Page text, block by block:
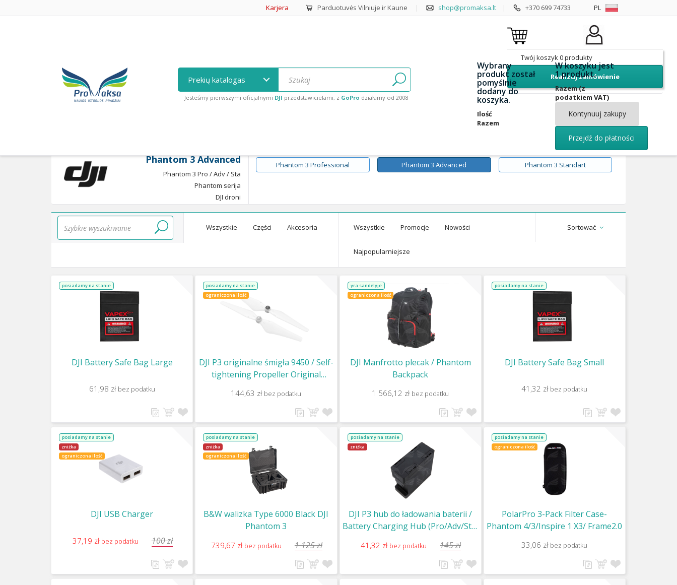
PL
Karjera Parduotuvės Vilniuje ir Kaune | shop@promaksa.lt | +370 699 74733
Prekių katalogas
Jesteśmy pierwszymi oficjalnymi DJI przedstawicielami, z GoPro działamy od 2008
Twój koszyk0produkty
Realizuj zamówienie
Wybrany
produkt został
pomyślnie
dodany do
koszyka.
Ilość
Razem
W koszyku jest
1 produkt.
Razem (z
podatkiem VAT)
Kontynuuj zakupy
Przejdź do płatności
Phantom 3 Advanced
Phantom 3 Pro / Adv / Sta
Phantom serija
DJI droni
Phantom 3 Professional Phantom 3 Advanced Phantom 3 Standart
Wszystkie Części Akcesoria Wszystkie Promocje Nowości
Najpopularniejsze
Sortować
posiadamy na stanie
DJI Battery Safe Bag Large
61,98 zł bez podatku
posiadamy na stanie
ograniczona ilość
DJI P3 originalne śmigła 9450 / Self-
tightening Propeller Original
USED (without package)
144,63 zł bez podatku
yra sandėlyje
ograniczona ilość
DJI Manfrotto plecak / Phantom
Backpack
1 566,12 zł bez podatku
posiadamy na stanie
DJI Battery Safe Bag Small
41,32 zł bez podatku
posiadamy na stanie
zniżka
ograniczona ilość
DJI USB Charger
37,19 zł bez podatku 100 zł
posiadamy na stanie
zniżka
ograniczona ilość
B&W walizka Type 6000 Black DJI
Phantom 3
739,67 zł bez podatku 1 125 zł
posiadamy na stanie
zniżka
DJI P3 hub do ładowania baterii /
Battery Charging Hub (Pro/Adv/Sta)
41,32 zł bez podatku 145 zł
posiadamy na stanie
ograniczona ilość
PolarPro 3-Pack Filter Case-
Phantom 4/3/Inspire 1 X3/ Frame2.0
33,06 zł bez podatku